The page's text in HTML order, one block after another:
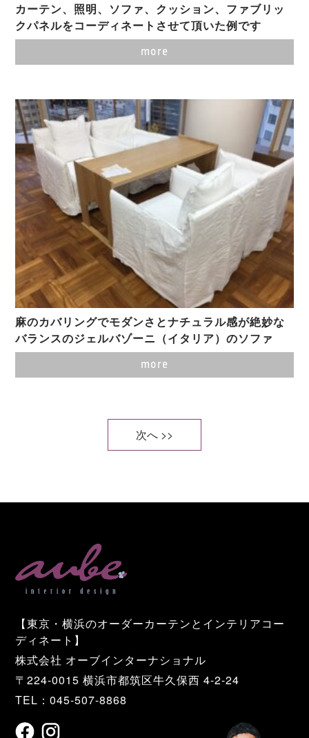
カーテン、照明、ソファ、クッション、ファブリッ
クパネルをコーディネートさせて頂いた例です
more
麻のカバリングでモダンさとナチュラル感が絶妙な
バランスのジェルバゾーニ（イタリア）のソファ
more
次へ >>
【東京・横浜のオーダーカーテンとインテリアコー
ディネート】
株式会社 オーブインターナショナル
〒224-0015 横浜市都筑区牛久保西 4-2-24
TEL：045-507-8868